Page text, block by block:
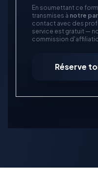
En soumettant ce
transmises à notre
contact avec des
service est gratuit —
commission
Réserve